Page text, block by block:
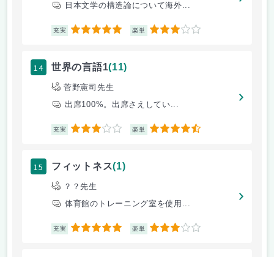
日本文学の構造論について海外...
充実 5 楽単 3
14 世界の言語1(11)
菅野憲司先生
出席100%。出席さえしてい...
充実 3 楽単 4.5
15 フィットネス(1)
？？先生
体育館のトレーニング室を使用...
充実 5 楽単 3